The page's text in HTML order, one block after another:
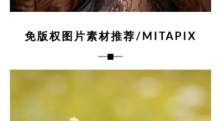
免版权图片素材推荐/MITAPIX